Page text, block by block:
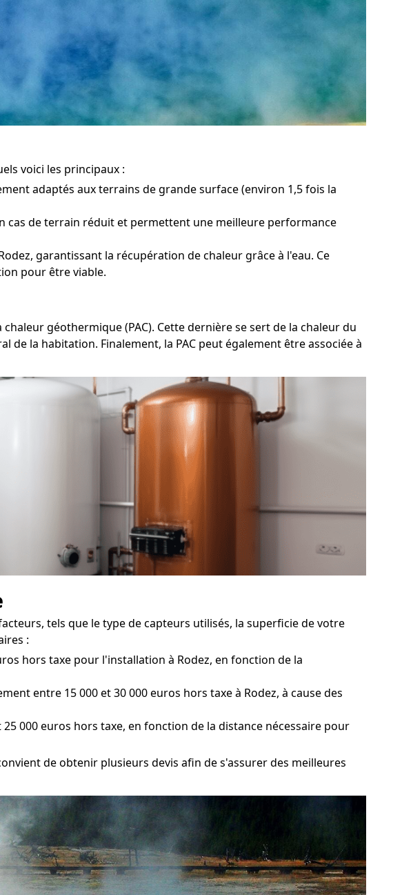
voici les principaux :
adaptés aux terrains de grande surface (environ 1,5 fois la
cas de terrain réduit et permettent une meilleure performance
garantissant la récupération de chaleur grâce à l'eau. Ce
pour être viable.
géothermique (PAC). Cette dernière se sert de la chaleur du
la habitation. Finalement, la PAC peut également être associée à
tels que le type de capteurs utilisés, la superficie de votre
:
hors taxe pour l'installation à Rodez, en fonction de la
entre 15 000 et 30 000 euros hors taxe à Rodez, à cause des
000 euros hors taxe, en fonction de la distance nécessaire pour
de obtenir plusieurs devis afin de s'assurer des meilleures